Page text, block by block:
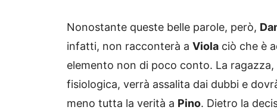
Nonostante queste belle parole, però,
infatti, non racconterà a Viola ciò che è
elemento non di poco conto. La
fisiologica, verrà assalita dai dubbi e
meno tutta la verità a Pino. Dietro la